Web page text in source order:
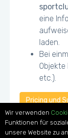
eine
laden.
Bei
etc.).
Pricing und
Wir verwenden
Funktionen für
unsere Website zu